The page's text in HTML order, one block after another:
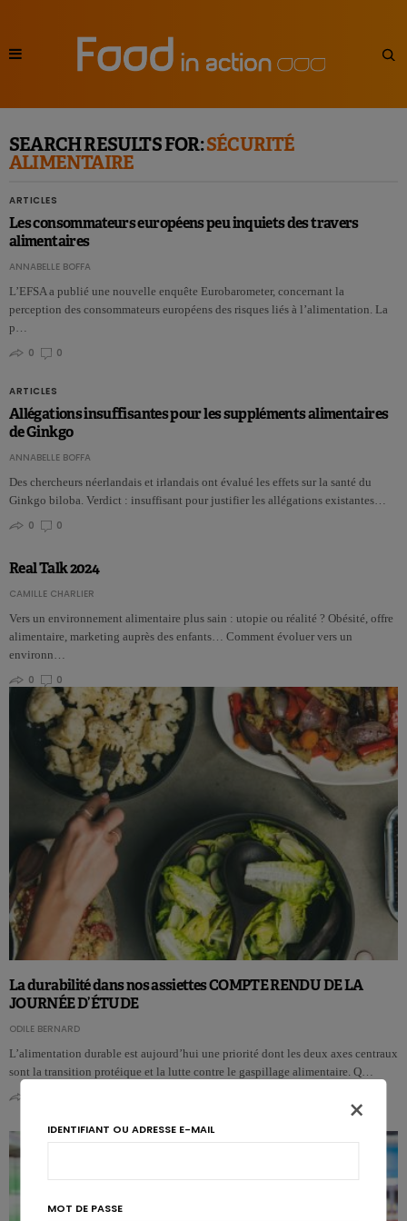
SEARCH RESULTS FOR:SÉCURITÉ
ALIMENTAIRE
ARTICLES
Les consommateurs européens peu inquiets des travers
alimentaires
ANNABELLE BOFFA
L’EFSA a publié une nouvelle enquête Eurobarometer, concernant la
perception des consommateurs européens des risques liés à l’alimentation. La
p…
0
0
ARTICLES
Allégations insuffisantes pour les suppléments alimentaires
de Ginkgo
ANNABELLE BOFFA
Des chercheurs néerlandais et irlandais ont évalué les effets sur la santé du
Ginkgo biloba. Verdict : insuffisant pour justifier les allégations existantes…
0
0
Real Talk 2024
CAMILLE CHARLIER
Vers un environnement alimentaire plus sain : utopie ou réalité ? Obésité, offre
alimentaire, marketing auprès des enfants… Comment évoluer vers un
environn…
0
0
La durabilité dans nos assiettes COMPTE RENDU DE LA
JOURNÉE D’ÉTUDE
ODILE BERNARD
L’alimentation durable est aujourd’hui une priorité dont les deux axes centraux
sont la transition protéique et la lutte contre le gaspillage alimentaire. Q…
×
IDENTIFIANT OU ADRESSE E-MAIL
MOT DE PASSE